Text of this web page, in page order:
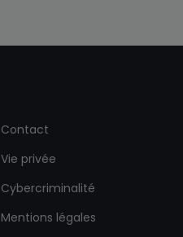
Contact
Vie privée
Cybercriminalité
Mentions légales